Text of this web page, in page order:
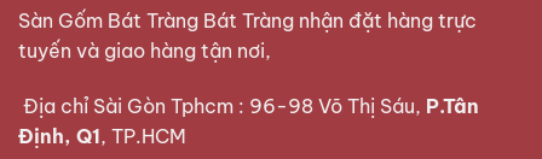
Sàn Gốm Bát Tràng Bát Tràng nhận đặt hàng trực
tuyến và giao hàng tận nơi,
Địa chỉ Sài Gòn Tphcm : 96-98 Võ Thị Sáu, P.Tân
Định, Q1, TP.HCM